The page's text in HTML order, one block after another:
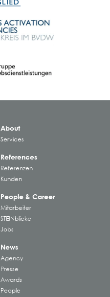
About
Services
References
Referenzen
Kunden
People & Career
Mitarbeiter
STEINblicke
Jobs
News
Agency
Presse
Awards
People